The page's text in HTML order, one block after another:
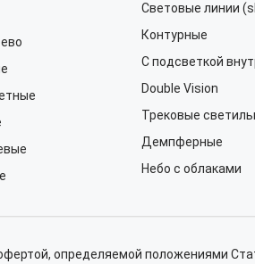
Световые линии
Контурные
С подсветкой
Double Vision
Трековые
Демпферные
Небо с облаками
определяемой положениями